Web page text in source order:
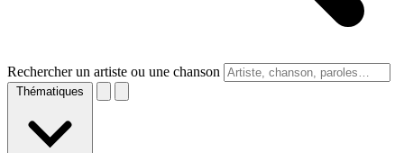
Rechercher un artiste ou une chanson
Thématiques